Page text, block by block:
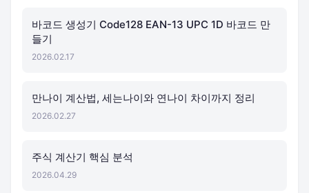
바코드 생성기 Code128 EAN-13 UPC 1D 바코드 만
들기
2026.02.17
만나이 계산법, 세는나이와 연나이 차이까지 정리
2026.02.27
주식 계산기 핵심 분석
2026.04.29